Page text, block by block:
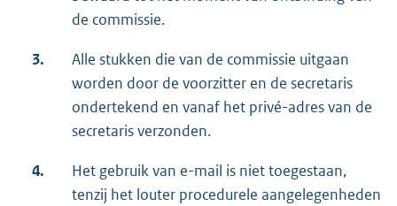
de commissie.
3.
Alle stukken die van de commissie uitgaan
worden door de voorzitter en de secretaris
ondertekend en vanaf het privé-adres van de
secretaris verzonden.
4.
Het gebruik van e-mail is niet toegestaan,
tenzij het louter procedurele aangelegenheden